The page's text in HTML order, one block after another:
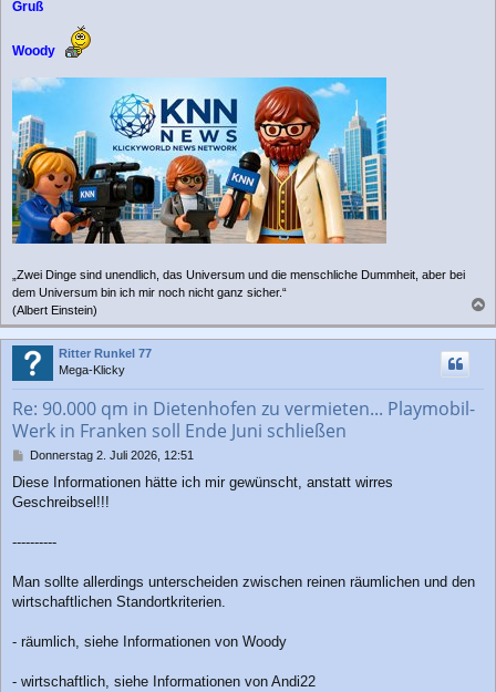
Gruß
Woody
„Zwei Dinge sind unendlich, das Universum und die menschliche Dummheit, aber bei
dem Universum bin ich mir noch nicht ganz sicher.“
(Albert Einstein)
a
c
Ritter Runkel 77
Mega-Klicky
Re: 90.000 qm in Dietenhofen zu vermieten... Playmobil-
Werk in Franken soll Ende Juni schließen
B
i
t
Donnerstag 2. Juli 2026, 12:51
Diese Informationen hätte ich mir gewünscht, anstatt wirres
Geschreibsel!!!
----------
Man sollte allerdings unterscheiden zwischen reinen räumlichen und den
wirtschaftlichen Standortkriterien.
- räumlich, siehe Informationen von Woody
- wirtschaftlich, siehe Informationen von Andi22